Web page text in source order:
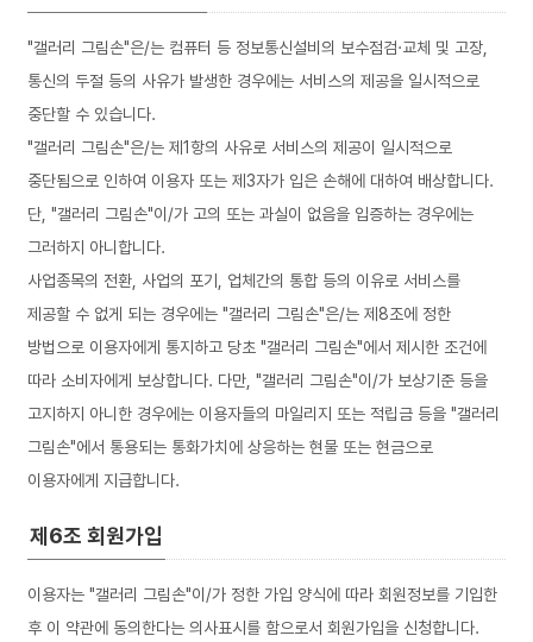
"갤러리 그림손"은/는 컴퓨터 등 정보통신설비의 보수점검·교체 및 고장,
통신의 두절 등의 사유가 발생한 경우에는 서비스의 제공을 일시적으로
중단할 수 있습니다.
"갤러리 그림손"은/는 제1항의 사유로 서비스의 제공이 일시적으로
중단됨으로 인하여 이용자 또는 제3자가 입은 손해에 대하여 배상합니다.
단, "갤러리 그림손"이/가 고의 또는 과실이 없음을 입증하는 경우에는
그러하지 아니합니다.
사업종목의 전환, 사업의 포기, 업체간의 통합 등의 이유로 서비스를
제공할 수 없게 되는 경우에는 "갤러리 그림손"은/는 제8조에 정한
방법으로 이용자에게 통지하고 당초 "갤러리 그림손"에서 제시한 조건에
따라 소비자에게 보상합니다. 다만, "갤러리 그림손"이/가 보상기준 등을
고지하지 아니한 경우에는 이용자들의 마일리지 또는 적립금 등을 "갤러리
그림손"에서 통용되는 통화가치에 상응하는 현물 또는 현금으로
이용자에게 지급합니다.
제6조 회원가입
이용자는 "갤러리 그림손"이/가 정한 가입 양식에 따라 회원정보를 기입한
후 이 약관에 동의한다는 의사표시를 함으로서 회원가입을 신청합니다.